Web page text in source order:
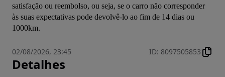
satisfação ou reembolso, ou seja, se o carro não corresponder
às suas expectativas pode devolvê-lo ao fim de 14 dias ou
1000km.
02/08/2026, 23:45 ID: 8097505853
Detalhes